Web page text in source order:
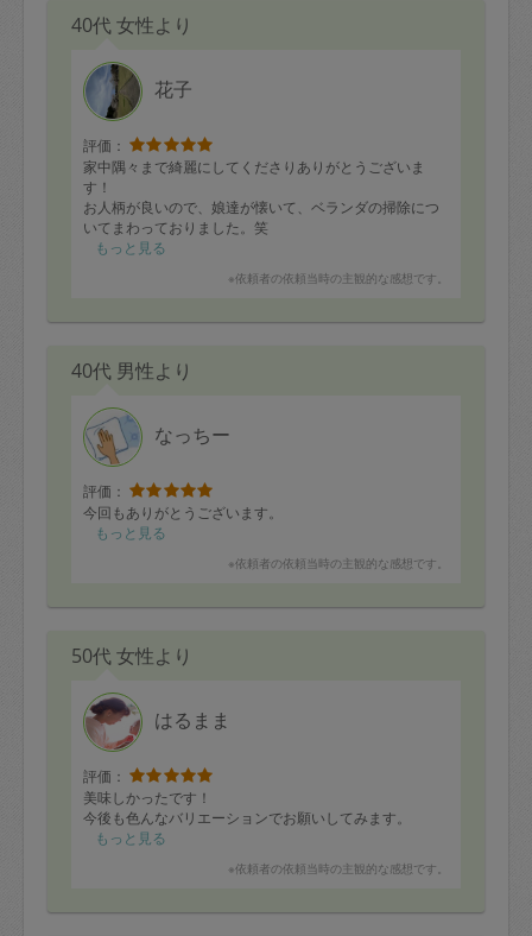
合、水曜日午前9時以降はキャンセル料が
発生
水曜日9時〜金曜日9時まで＝依頼料金の
50%
金曜日9時～土曜日8時まで＝依頼金額の
100%
土曜日8時〜実施時間＝依頼金額の100%
＋交通費全額
依頼者不在による当日キャンセル＝依頼
定期契約をキャンセルする場合、毎週定
期は月2回まで隔週定期は月1回までキャ
ンセル料は発生しません。それ以上はキ
ャンセル料が発生します。
・1回につき1,200円※
・詳細ルールは、
※キャンセル料金の設定について：
定期依頼1回（3時間）の金額とスポット
1回（3時間）依頼した場合の金額の差額
相当で料金設定されています。
はありますか？
40代 女性より
花子
評価：
家中隅々まで綺麗にしてくださりありがとうございま
す！
お人柄が良いので、娘達が懐いて、ベランダの掃除につ
いてまわっておりました。笑
また次回もよろしくお願いいたします。
もっと見る
※依頼者の依頼当時の主観的な感想です。
40代 男性より
なっちー
評価：
今回もありがとうございます。
もっと見る
※依頼者の依頼当時の主観的な感想です。
50代 女性より
はるまま
評価：
美味しかったです！
今後も色んなバリエーションでお願いしてみます。
もっと見る
※依頼者の依頼当時の主観的な感想です。